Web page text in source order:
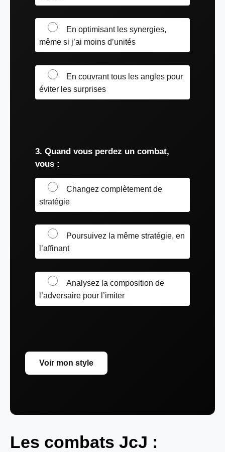
En optimisant les synergies,
même si j’ai moins d’unités
En couvrant tous les angles pour
éviter les surprises
3. Quand vous perdez un combat,
vous :
Changez complètement de
stratégie
Poursuivez la même stratégie, en
l’affinant
Analysez la composition de
l’adversaire pour l’imiter
Voir mon style
Les combats JcJ :